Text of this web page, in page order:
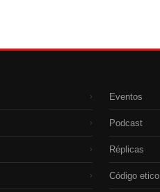
›
›
›
›
Eventos
Podcast
Réplicas
Código etico